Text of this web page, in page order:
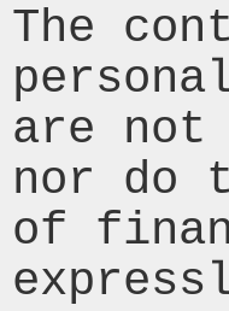
The
are
nor do
of